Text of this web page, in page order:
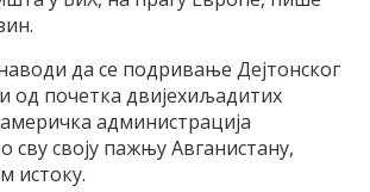
да се подривање Дејтонског
од почетка двијехиљадитих
администрација
сву своју пажњу Авганистану,
истоку.